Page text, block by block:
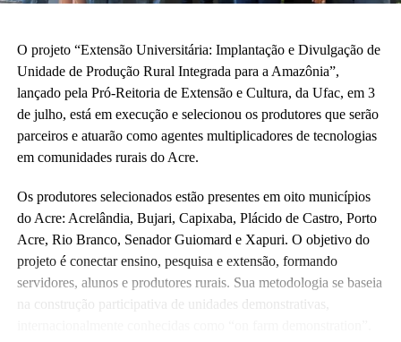
O projeto “Extensão Universitária: Implantação e Divulgação de
Unidade de Produção Rural Integrada para a Amazônia”,
lançado pela Pró-Reitoria de Extensão e Cultura, da Ufac, em 3
de julho, está em execução e selecionou os produtores que serão
parceiros e atuarão como agentes multiplicadores de tecnologias
em comunidades rurais do Acre.
Os produtores selecionados estão presentes em oito municípios
do Acre: Acrelândia, Bujari, Capixaba, Plácido de Castro, Porto
Acre, Rio Branco, Senador Guiomard e Xapuri. O objetivo do
projeto é conectar ensino, pesquisa e extensão, formando
servidores, alunos e produtores rurais. Sua metodologia se baseia
na construção participativa de unidades demonstrativas,